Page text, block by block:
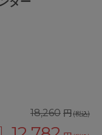
18,260 円(税込)